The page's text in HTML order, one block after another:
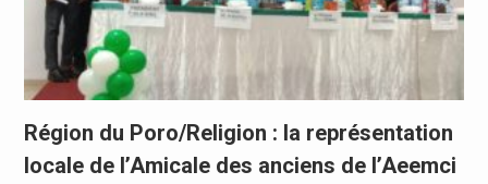
Région du Poro/Religion : la représentation
locale de l’Amicale des anciens de l’Aeemci